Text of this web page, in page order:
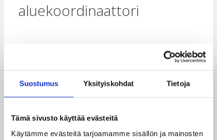
Suostumus Yksityiskohdat Tietoja
Tämä sivusto käyttää evästeitä
Käytämme evästeitä tarjoamamme sisällön ja mainosten
aluekoordinaattori
Työni aluekoordinaattorina:
globaalikasvatusta ja uuden
oppimista huippuporukassa!